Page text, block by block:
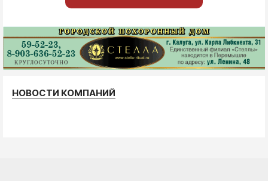
НОВОСТИ КОМПАНИЙ